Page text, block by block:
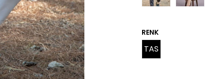
RENK
TAS